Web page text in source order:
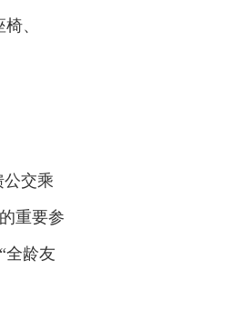
、
公交乘
重要参
全龄友